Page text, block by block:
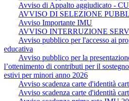
Avviso di Appalto aggiudicato -
AVVISO DI SELEZIONE
Avviso Importante IMU
AVVISO INTERRUZIONE
Avviso pubblico per l'accesso ai
educativa
Avviso pubblico per la
l’ottenimento di contributi per il
estivi per minori anno 2026
Avviso scadenza carte d'identità
Avviso scadenza carte d'identità